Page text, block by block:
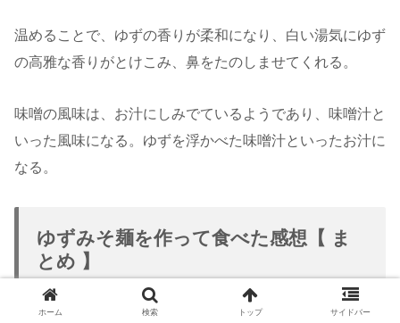
温めることで、ゆずの香りが柔和になり、白い湯気にゆず
の高雅な香りがとけこみ、鼻をたのしませてくれる。
味噌の風味は、お汁にしみでているようであり、味噌汁と
いった風味になる。ゆずを浮かべた味噌汁といったお汁に
なる。
ゆずみそ麺を作って食べた感想【 ま
とめ 】
ホーム 検索 トップ サイドバー